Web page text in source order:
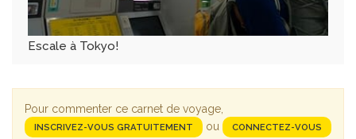
Escale à Tokyo!
Pour commenter ce carnet de voyage,
INSCRIVEZ-VOUS GRATUITEMENT ou CONNECTEZ-VOUS